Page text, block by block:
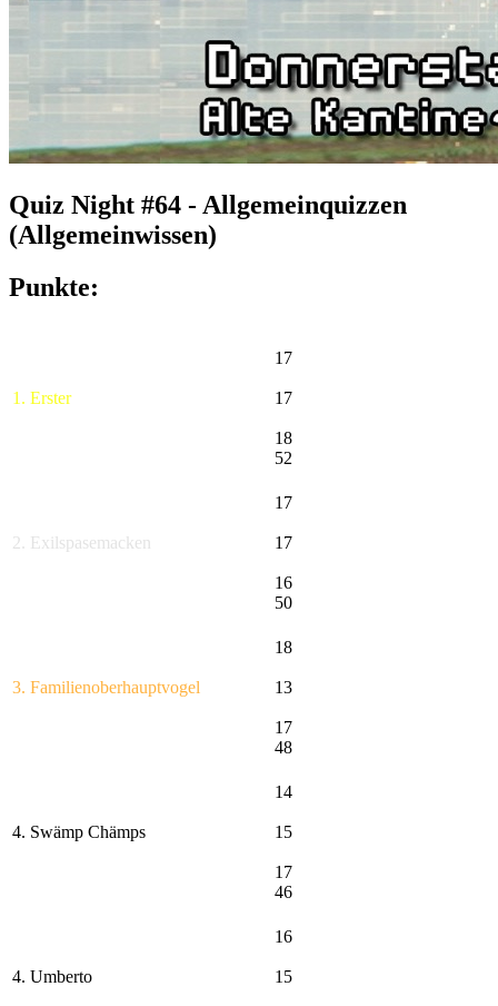
Quiz Night #64 - Allgemeinquizzen
(Allgemeinwissen)
Punkte:
1. Erster
17
17
18
52
2. Exilspasemacken
17
17
16
50
3. Familienoberhauptvogel
18
13
17
48
4. Swämp Chämps
14
15
17
46
4. Umberto
16
15